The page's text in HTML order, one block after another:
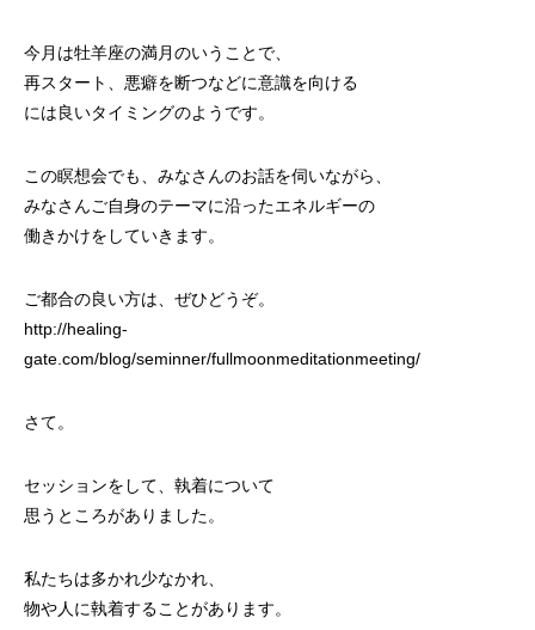
今月は牡羊座の満月のいうことで、
再スタート、悪癖を断つなどに意識を向ける
には良いタイミングのようです。
この瞑想会でも、みなさんのお話を伺いながら、
みなさんご自身のテーマに沿ったエネルギーの
働きかけをしていきます。
ご都合の良い方は、ぜひどうぞ。
http://healing-
gate.com/blog/seminner/fullmoonmeditationmeeting/
さて。
セッションをして、執着について
思うところがありました。
私たちは多かれ少なかれ、
物や人に執着することがあります。